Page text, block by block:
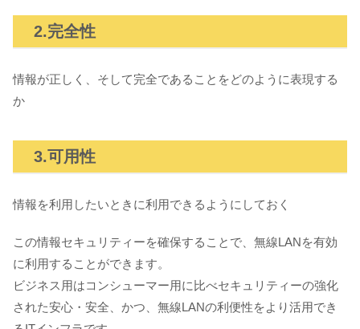
2.完全性
情報が正しく、そして完全であることをどのように表現する
か
3.可用性
情報を利用したいときに利用できるようにしておく
この情報セキュリティーを確保することで、無線LANを有効
に利用することができます。
ビジネス用はコンシューマー用に比べセキュリティーの強化
された安心・安全、かつ、無線LANの利便性をより活用でき